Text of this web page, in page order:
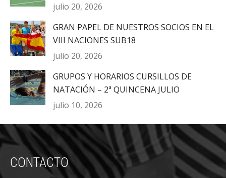
julio 20, 2026
GRAN PAPEL DE NUESTROS SOCIOS EN EL
VIII NACIONES SUB18
julio 20, 2026
GRUPOS Y HORARIOS CURSILLOS DE
NATACIÓN – 2ª QUINCENA JULIO
julio 10, 2026
CONTACTO